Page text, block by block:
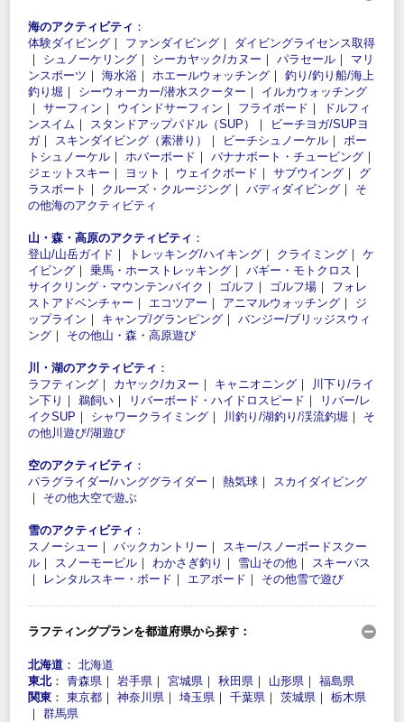
海のアクティビティ ：
体験ダイビング ｜ ファンダイビング ｜ ダイビングライセンス取得
｜ シュノーケリング ｜ シーカヤック/カヌー ｜ パラセール ｜ マリ
ンスポーツ ｜ 海水浴 ｜ ホエールウォッチング ｜ 釣り/釣り船/海上
釣り堀 ｜ シーウォーカー/潜水スクーター ｜ イルカウォッチング
｜ サーフィン ｜ ウインドサーフィン ｜ フライボード ｜
ドルフィ
ンスイム ｜ スタンドアップパドル（SUP） ｜
ビーチヨガ/SUPヨ
ガ｜ スキンダイビング（素潜り） ｜ ビーチシュノーケル ｜ ボー
トシュノーケル ｜ ホバーボード ｜ バナナボート・チュービング ｜
ジェットスキー ｜ ヨット ｜ ウェイクボード ｜ サブウイング ｜ グ
ラスボート ｜ クルーズ・クルージング ｜ バディダイビング ｜ そ
の他海のアクティビティ
山・森・高原のアクティビティ ：
登山/山岳ガイド ｜ トレッキング/ハイキング ｜ クライミング ｜ ケ
イビング ｜ 乗馬・ホーストレッキング ｜ バギー・モトクロス ｜
サイクリング・マウンテンバイク ｜ ゴルフ ｜ ゴルフ場 ｜ フォレ
ストアドベンチャー ｜ エコツアー ｜ アニマルウォッチング ｜ ジ
ップライン ｜ キャンプ/グランピング ｜ バンジー/ブリッジスウィ
ング ｜ その他山・森・高原遊び
川・湖のアクティビティ ：
ラフティング ｜ カヤック/カヌー ｜ キャニオニング ｜
川下り/ライ
ン下り ｜ 鵜飼い ｜ リバーボード・ハイドロスピード ｜
リバー/レ
イクSUP ｜ シャワークライミング ｜ 川釣り/湖釣り/渓流釣堀 ｜ そ
の他川遊び/湖遊び
空のアクティビティ ：
パラグライダー/ハンググライダー ｜ 熱気球 ｜ スカイダイビング
｜ その他大空で遊ぶ
雪のアクティビティ ：
スノーシュー ｜ バックカントリー ｜ スキー/スノーボードスクー
ル ｜ スノーモービル ｜ わかさぎ釣り ｜ 雪山その他 ｜ スキーバス
｜
レンタルスキー・ボード ｜ エアボード ｜ その他雪で遊び
ラフティングプランを都道府県から探す：
北海道 ： 北海道
東北： 青森県 ｜ 岩手県 ｜ 宮城県 ｜ 秋田県 ｜ 山形県 ｜ 福島県
関東 ： 東京都 ｜ 神奈川県 ｜ 埼玉県 ｜ 千葉県 ｜ 茨城県 ｜ 栃木県
｜ 群馬県